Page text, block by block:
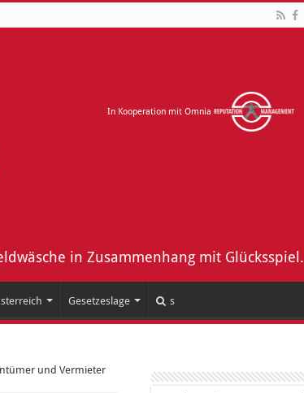
In Kooperation mit Omnia
in Zusammenhang mit Glücksspiel.
Gesetzeslage s
und Vermieter